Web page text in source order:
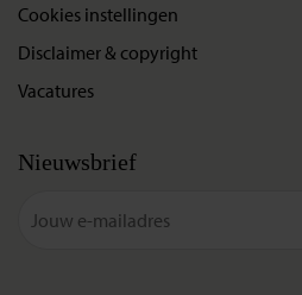
Cookies instellingen
Disclaimer & copyright
Vacatures
Nieuwsbrief